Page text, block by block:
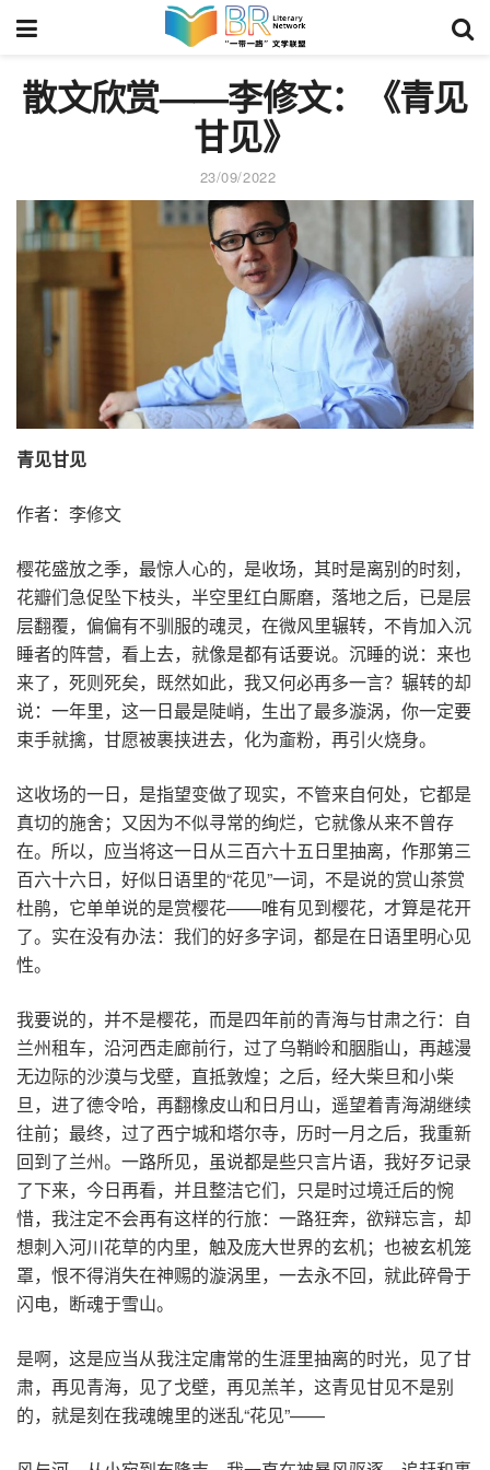
散文欣赏——李修文：《青见
甘见》
23/09/2022
青见甘见
作者：李修文
樱花盛放之季，最惊人心的，是收场，其时是离别的时刻，
花瓣们急促坠下枝头，半空里红白厮磨，落地之后，已是层
层翻覆，偏偏有不驯服的魂灵，在微风里辗转，不肯加入沉
睡者的阵营，看上去，就像是都有话要说。沉睡的说：来也
来了，死则死矣，既然如此，我又何必再多一言？辗转的却
说：一年里，这一日最是陡峭，生出了最多漩涡，你一定要
束手就擒，甘愿被裹挟进去，化为齑粉，再引火烧身。
这收场的一日，是指望变做了现实，不管来自何处，它都是
真切的施舍；又因为不似寻常的绚烂，它就像从来不曾存
在。所以，应当将这一日从三百六十五日里抽离，作那第三
百六十六日，好似日语里的“花见”一词，不是说的赏山茶赏
杜鹃，它单单说的是赏樱花——唯有见到樱花，才算是花开
了。实在没有办法：我们的好多字词，都是在日语里明心见
性。
我要说的，并不是樱花，而是四年前的青海与甘肃之行：自
兰州租车，沿河西走廊前行，过了乌鞘岭和胭脂山，再越漫
无边际的沙漠与戈壁，直抵敦煌；之后，经大柴旦和小柴
旦，进了德令哈，再翻橡皮山和日月山，遥望着青海湖继续
往前；最终，过了西宁城和塔尔寺，历时一月之后，我重新
回到了兰州。一路所见，虽说都是些只言片语，我好歹记录
了下来，今日再看，并且整洁它们，只是时过境迁后的惋
惜，我注定不会再有这样的行旅：一路狂奔，欲辩忘言，却
想刺入河川花草的内里，触及庞大世界的玄机；也被玄机笼
罩，恨不得消失在神赐的漩涡里，一去永不回，就此碎骨于
闪电，断魂于雪山。
是啊，这是应当从我注定庸常的生涯里抽离的时光，见了甘
肃，再见青海，见了戈壁，再见羔羊，这青见甘见不是别
的，就是刻在我魂魄里的迷乱“花见”——